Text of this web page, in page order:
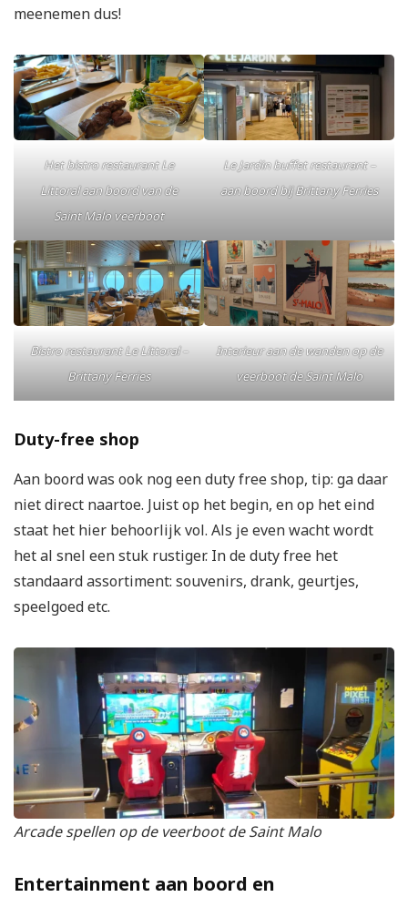
meenemen dus!
Het bistro restaurant Le
Littoral aan boord van de
Saint Malo veerboot
Le Jardin buffet restaurant –
aan boord bij Brittany Ferries
Bistro restaurant Le Littoral –
Brittany Ferries
Interieur aan de wanden op de
veerboot de Saint Malo
Duty-free shop
Aan boord was ook nog een duty free shop, tip: ga daar
niet direct naartoe. Juist op het begin, en op het eind
staat het hier behoorlijk vol. Als je even wacht wordt
het al snel een stuk rustiger. In de duty free het
standaard assortiment: souvenirs, drank, geurtjes,
speelgoed etc.
Arcade spellen op de veerboot de Saint Malo
Entertainment aan boord en